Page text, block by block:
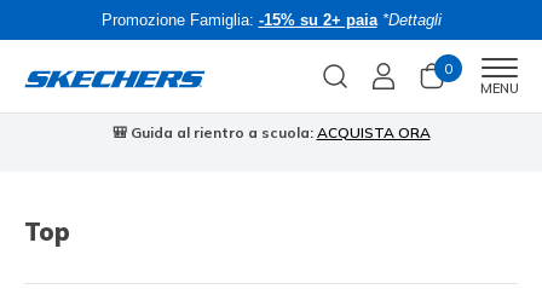
Promozione Famiglia: -15% su 2+ paia *Dettagli
0
MENU
🎒 Guida al rientro a scuola: ACQUISTA ORA
Top